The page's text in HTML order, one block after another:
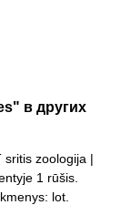
в других
zoologija |
1 rūšis.
lot.